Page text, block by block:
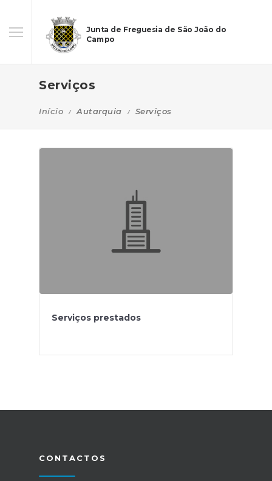
Junta de Freguesia de São João do
Campo
Serviços
Início Autarquia Serviços
Serviços prestados
CONTACTOS